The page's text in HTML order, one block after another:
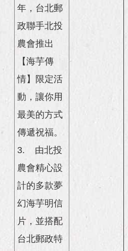
年，台北郵
政聯手北投
農會推出
【海芋傳
情】限定活
動，讓你用
最美的方式
傳遞祝福。
3.
由北投
農會精心設
計的多款夢
幻海芋明信
片，並搭配
台北郵政特